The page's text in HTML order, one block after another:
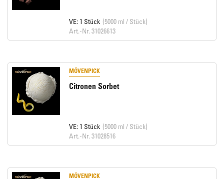
VE: 1 Stück (5000 ml / Stück)
Art.-Nr. 31026613
MÖVENPICK
Citronen Sorbet
VE: 1 Stück (5000 ml / Stück)
Art.-Nr. 31028516
MÖVENPICK